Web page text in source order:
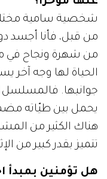
شخصية سامية
من قبل، فأنا أجسد
من شهرة ونجاح في
الحياة لها وجه آخر
جوانبها.
يحمل بين طيّاته
هناك الكثير من
تتميز بقدر كبير من
هل تؤمنين بمبدأ